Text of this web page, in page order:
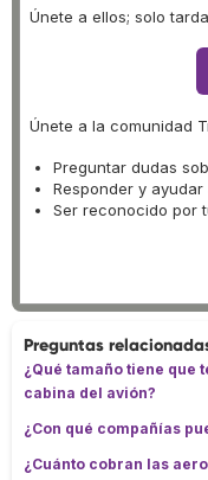
Únete a ellos; solo
Únete a la comunidad
Preguntar dudas
Responder y
Ser reconocido por
Preguntas
¿Qué tamaño tiene que
cabina del avión?
¿Con qué compañías
¿Cuánto cobran las